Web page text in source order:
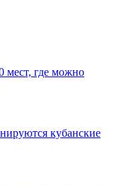
мест, где можно
кубанские